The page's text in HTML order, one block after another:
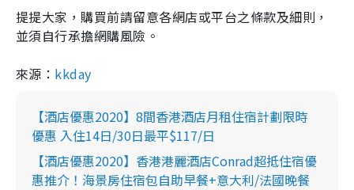
提提大家，購買前請留意各網店或平台之條款及細則，
並須自行承擔網購風險。
來源： kkday
【酒店優惠2020】8間香港酒店月租住宿計劃限時
優惠 入住14日/30日最平$117/日
【酒店優惠2020】香港港麗酒店Conrad超抵住宿優
惠推介！海景房住宿包自助早餐+意大利/法國晚餐